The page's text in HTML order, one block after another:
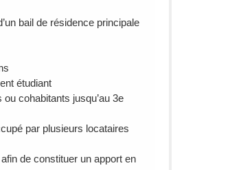
bail de résidence principale
étudiant
cohabitants jusqu’au 3e
par plusieurs locataires
de constituer un apport en